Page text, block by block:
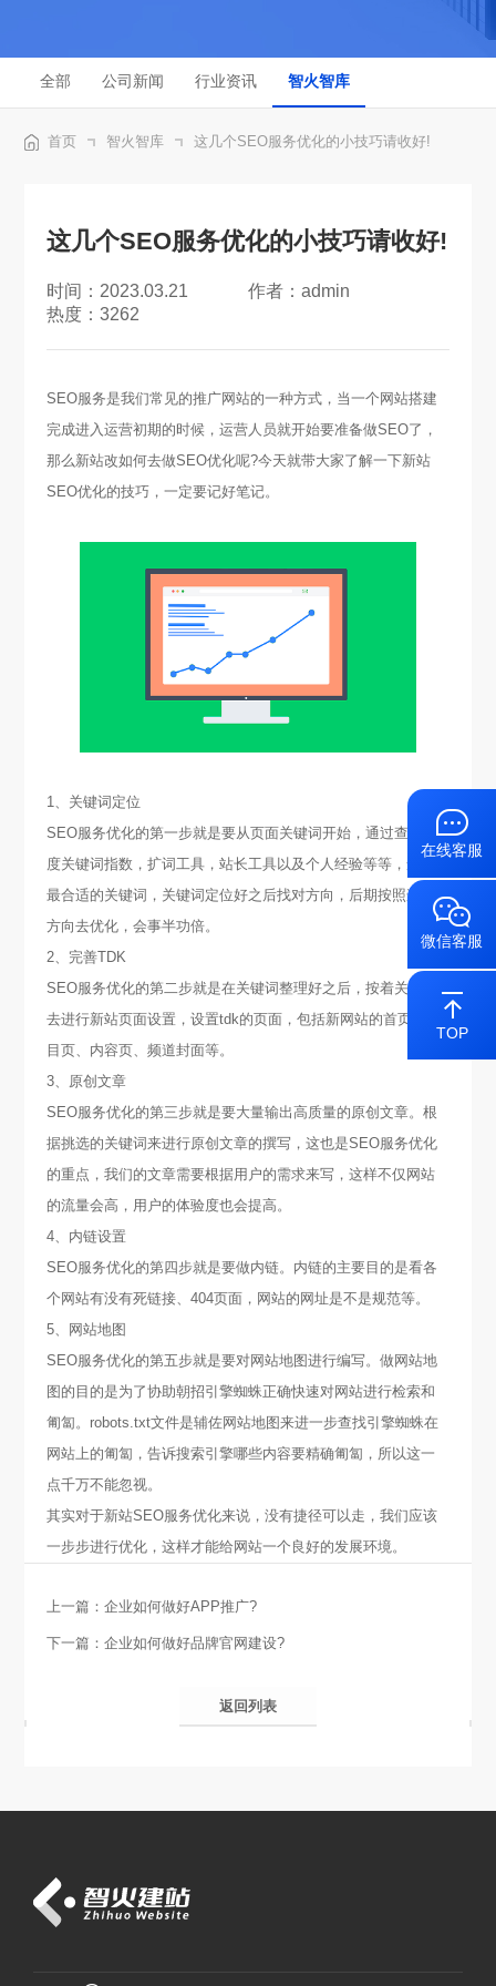
全部 公司新闻 行业资讯 智火智库
首页 智火智库 这几个SEO服务优化的小技巧请收好!
这几个SEO服务优化的小技巧请收好!
时间：2023.03.21
作者：admin
热度：3262
SEO服务是我们常见的推广网站的一种方式，当一个网站搭建
完成进入运营初期的时候，运营人员就开始要准备做SEO了，
那么新站改如何去做SEO优化呢?今天就带大家了解一下新站
SEO优化的技巧，一定要记好笔记。
1、关键词定位
SEO服务优化的第一步就是要从页面关键词开始，通过查看百
度关键词指数，扩词工具，站长工具以及个人经验等等，选出
最合适的关键词，关键词定位好之后找对方向，后期按照这个
方向去优化，会事半功倍。
2、完善TDK
SEO服务优化的第二步就是在关键词整理好之后，按着关键词
去进行新站页面设置，设置tdk的页面，包括新网站的首页、栏
目页、内容页、频道封面等。
3、原创文章
SEO服务优化的第三步就是要大量输出高质量的原创文章。根
据挑选的关键词来进行原创文章的撰写，这也是SEO服务优化
的重点，我们的文章需要根据用户的需求来写，这样不仅网站
的流量会高，用户的体验度也会提高。
4、内链设置
SEO服务优化的第四步就是要做内链。内链的主要目的是看各
个网站有没有死链接、404页面，网站的网址是不是规范等。
5、网站地图
SEO服务优化的第五步就是要对网站地图进行编写。做网站地
图的目的是为了协助朝招引擎蜘蛛正确快速对网站进行检索和
匍匐。robots.txt文件是辅佐网站地图来进一步查找引擎蜘蛛在
网站上的匍匐，告诉搜索引擎哪些内容要精确匍匐，所以这一
点千万不能忽视。
其实对于新站SEO服务优化来说，没有捷径可以走，我们应该
一步步进行优化，这样才能给网站一个良好的发展环境。
上一篇：企业如何做好APP推广?
下一篇：企业如何做好品牌官网建设?
返回列表
在线客服
微信客服
TOP